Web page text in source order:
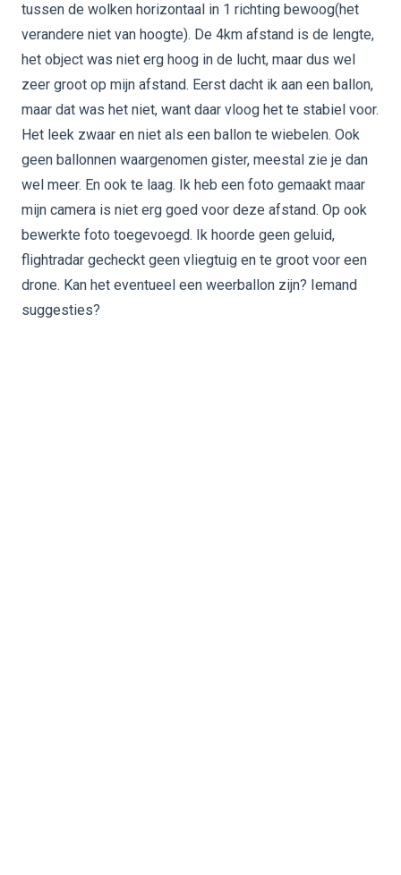
tussen de wolken horizontaal in 1 richting bewoog(het
verandere niet van hoogte). De 4km afstand is de lengte,
het object was niet erg hoog in de lucht, maar dus wel
zeer groot op mijn afstand. Eerst dacht ik aan een ballon,
maar dat was het niet, want daar vloog het te stabiel voor.
Het leek zwaar en niet als een ballon te wiebelen. Ook
geen ballonnen waargenomen gister, meestal zie je dan
wel meer. En ook te laag. Ik heb een foto gemaakt maar
mijn camera is niet erg goed voor deze afstand. Op ook
bewerkte foto toegevoegd. Ik hoorde geen geluid,
flightradar gecheckt geen vliegtuig en te groot voor een
drone. Kan het eventueel een weerballon zijn? Iemand
suggesties?